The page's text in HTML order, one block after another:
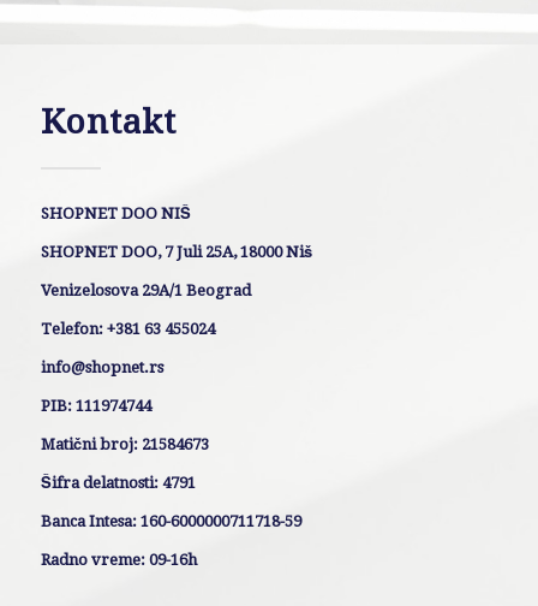
Kontakt
SHOPNET DOO NIŠ
SHOPNET DOO, 7 Juli 25A, 18000 Niš
Venizelosova 29A/1 Beograd
Telefon: +381 63 455024
info@shopnet.rs
PIB: 111974744
Matični broj: 21584673
Šifra delatnosti: 4791
Banca Intesa: 160-6000000711718-59
Radno vreme: 09-16h